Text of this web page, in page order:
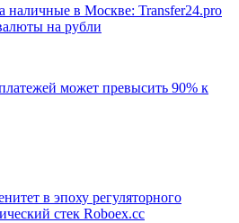
наличные в Москве: Transfer24.pro
на рубли
может превысить 90% к
в эпоху регуляторного
стек Roboex.cc